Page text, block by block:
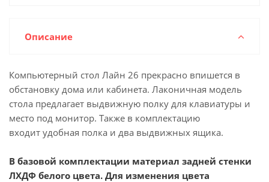
Описание
Компьютерный стол Лайн 26 прекрасно впишется в
обстановку дома или кабинета. Лаконичная модель
стола предлагает выдвижную полку для клавиатуры и
место под монитор. Также в комплектацию
входит удобная полка и два выдвижных ящика.
В базовой комплектации материал задней стенки
ЛХДФ белого цвета. Для изменения цвета